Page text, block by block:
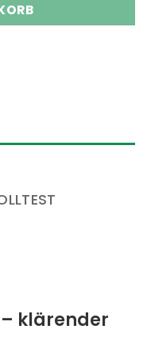
klärender